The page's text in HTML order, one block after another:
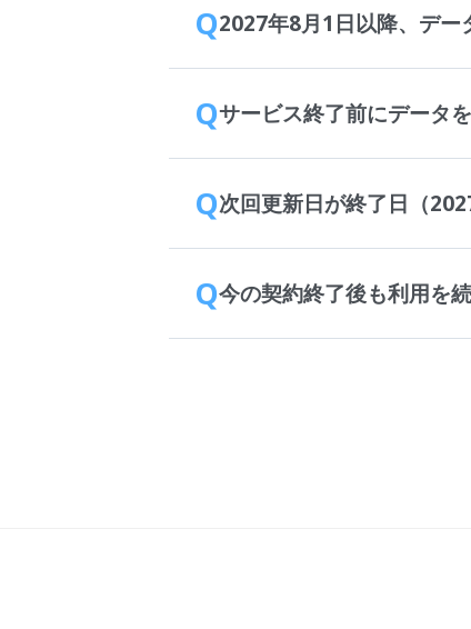
Q2027年8月1日以降、デー
Qサービス終了前にデータ
Q次回更新日が終了日（
Q今の契約終了後も利用を